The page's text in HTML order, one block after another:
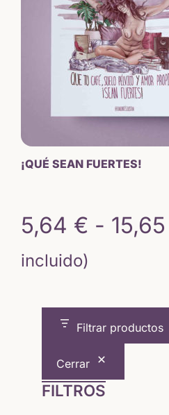
¡QUÉ SEAN FUERTES!
5,64 € - 15,65
incluido)
Filtrar productos
Cerrar
FILTROS